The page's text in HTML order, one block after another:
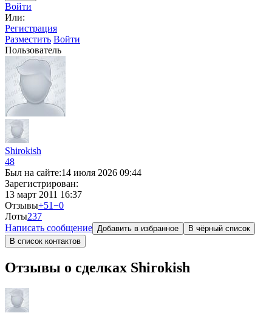
Войти
Или:
Регистрация
Разместить Войти
Пользователь
Shirokish
48
Был на сайте:14 июля 2026 09:44
Зарегистрирован:
13 март 2011 16:37
Отзывы+51−0
Лоты237
Написать сообщение Добавить в избранное
В чёрный список
В список контактов
Отзывы о сделках Shirokish